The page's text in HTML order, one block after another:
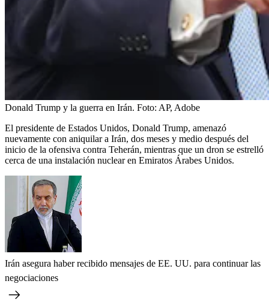
Donald Trump y la guerra en Irán. Foto: AP, Adobe
El presidente de Estados Unidos, Donald Trump, amenazó
nuevamente con aniquilar a Irán, dos meses y medio después del
inicio de la ofensiva contra Teherán, mientras que un dron se estrelló
cerca de una instalación nuclear en Emiratos Árabes Unidos.
Irán asegura haber recibido mensajes de EE. UU. para continuar las
negociaciones